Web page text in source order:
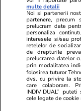
trofeul lui Pau
Cupei Mondiale
scenă la
Știri România
Serviciile de
reluate etapizat
multe detalii
Noi si partenerii
partenere,
prelucram date
personaliza
interesele si/sau
retelelor de
de drepturile
prelucrarea datelor
prin modalitatea
folosirea tuturor
dvs. cu privire la
care colaboram.
INDIVIDUAL”
cele legate de